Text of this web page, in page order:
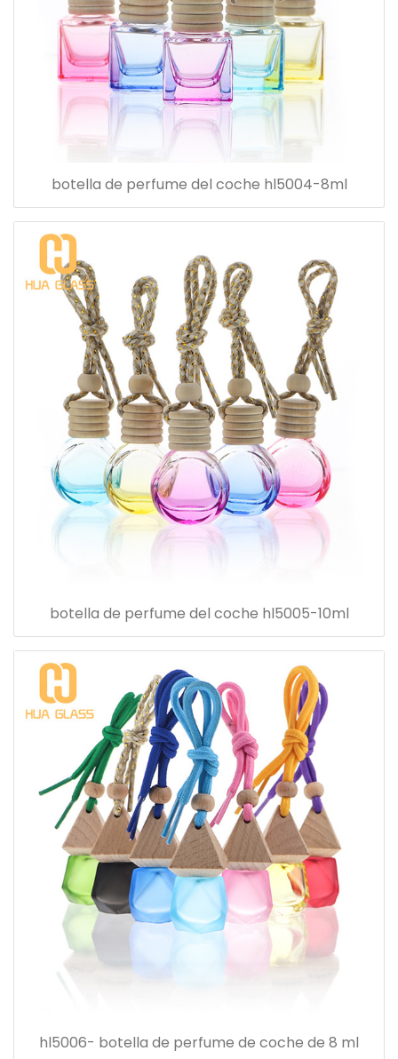
botella de perfume del coche hl5004-8ml
botella de perfume del coche hl5005-10ml
hl5006- botella de perfume de coche de 8 ml